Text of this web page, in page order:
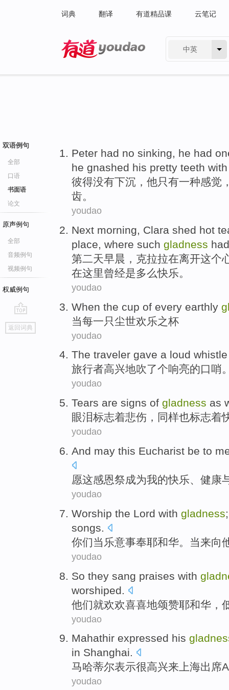
词典 翻译 有道精品课 云笔记
中英
双语例句
全部
口语
书面语
论文
原声例句
全部
音频例句
视频例句
权威例句
go
top
返回词典
Peter had no sinking, he had
he gnashed his pretty teeth
彼得没有下沉 ， 他只有一种感觉
齿。
youdao
Next morning, Clara shed hot
place, where such gladness
第二天早晨 ， 克拉拉在离开这个
在这里曾经是多么快乐。
youdao
When the cup of every earthly
当每一 只尘世欢乐之杯
youdao
The traveler gave a loud whistle
旅行者高兴地吹了个响亮的口哨
youdao
Tears are signs of gladness as
眼泪标志着悲伤， 同样也标志着
youdao
And may this Eucharist be to
愿这感恩祭成为我的快乐、 健康
youdao
Worship the Lord with gladness
songs.
你们当 乐意事奉耶和华。当来向
youdao
So they sang praises with
worshiped
他们就欢欢喜喜地颂赞耶和华 ，
youdao
Mahathir expressed his
in Shanghai.
马哈蒂尔表示很高兴来 上海出席
youdao